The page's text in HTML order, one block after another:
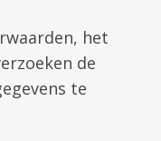
het
de
te